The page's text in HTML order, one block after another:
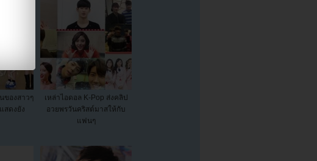
องสาวๆ
สดงยัง
เหล่าไอดอล K-Pop ส่งคลิป
อวยพรวันคริสต์มาสให้กับ
แฟนๆ